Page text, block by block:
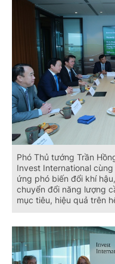
Phó Thủ tướng Trần
Invest International
ứng phó biến đổi khí
chuyển đổi năng lượng
mục tiêu, hiệu quả trên